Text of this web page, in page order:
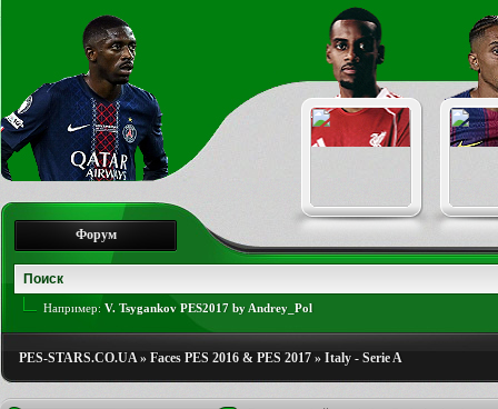
Форум
Например: V. Tsygankov PES2017 by Andrey_Pol
PES-STARS.CO.UA» Faces PES 2016 & PES 2017 » Italy - Serie A